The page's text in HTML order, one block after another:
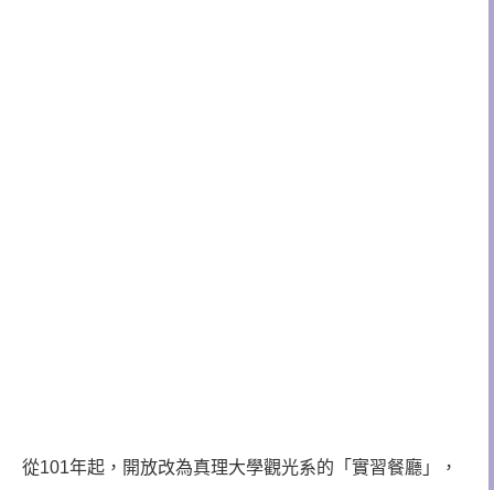
從101年起，開放改為真理大學觀光系的「實習餐廳」，